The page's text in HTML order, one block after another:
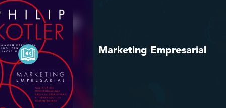
Marketing Empresarial